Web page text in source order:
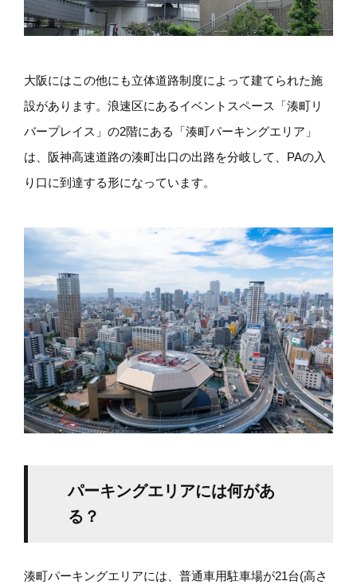
大阪にはこの他にも立体道路制度によって建てられた施
設があります。浪速区にあるイベントスペース「湊町リ
バープレイス」の2階にある「湊町パーキングエリア」
は、阪神高速道路の湊町出口の出路を分岐して、PAの入
り口に到達する形になっています。
パーキングエリアには何があ
る？
湊町パーキングエリアには、普通車用駐車場が21台(高さ